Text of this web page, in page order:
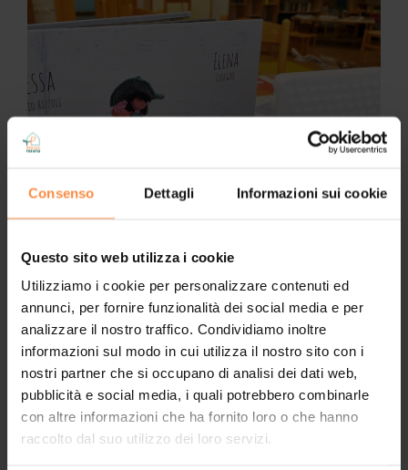
Consenso Dettagli Informazioni sui cookie
Questo sito web utilizza i cookie
Utilizziamo i cookie per personalizzare contenuti ed
annunci, per fornire funzionalità dei social media e per
analizzare il nostro traffico. Condividiamo inoltre
informazioni sul modo in cui utilizza il nostro sito con i
nostri partner che si occupano di analisi dei dati web,
pubblicità e social media, i quali potrebbero combinarle
con altre informazioni che ha fornito loro o che hanno
raccolto dal suo utilizzo dei loro servizi.
06 MAGGIO 2026
Gioco e movimento: un incontro dedicato allo
sviluppo psicomotorio nella prima infanzia